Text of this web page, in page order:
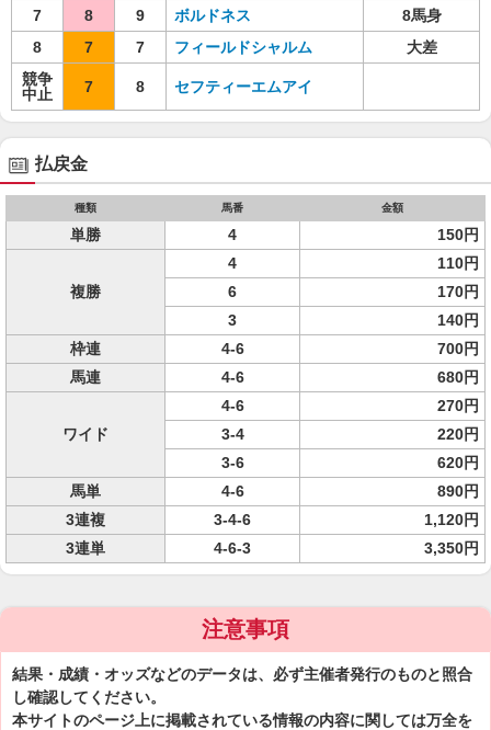
7
8 9 ボルドネス
8馬身
8
7 7 フィールドシャルム
大差
競争
中止
7 8 セフティーエムアイ
払戻金
種類 馬番 金額
単勝 4 150円
複勝
4
110円
6
170円
3
140円
枠連
4-6
700円
馬連
4-6 680円
ワイド
4-6
270円
3-4
220円
3-6
620円
馬単
4-6
890円
3連複
3-4-6
1,120円
3連単
4-6-3 3,350円
注意事項
結果・成績・オッズなどのデータは、必ず主催者発行のものと照合
し確認してください。
本サイトのページ上に掲載されている情報の内容に関しては万全を